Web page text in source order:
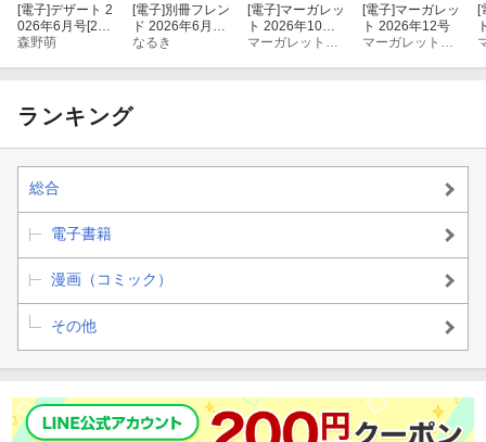
[電子]デザート 2
026年6月号[202
6年4月23日発
森野萌
[電子]別冊フレン
ド 2026年6月号
[2026年5月13日
なるき
[電子]マーガレッ
ト 2026年10・1
1合併号
マーガレット編集部
[電子]マーガレッ
ト 2026年12号
マーガレット編集部
[
ランキング
総合
電子書籍
漫画（コミック）
その他